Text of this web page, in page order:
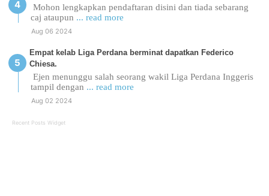
Mohon lengkapkan pendaftaran disini dan tiada sebarang
caj ataupun ... read more
Aug 06 2024
Empat kelab Liga Perdana berminat dapatkan Federico
Chiesa.
Ejen menunggu salah seorang wakil Liga Perdana Inggeris
tampil dengan ... read more
Aug 02 2024
Recent Posts Widget